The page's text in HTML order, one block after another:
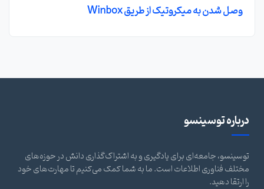
وصل شدن به میکروتیک از طریق Winbox
درباره توسینسو
توسینسو، جامعه‌ای برای یادگیری و به اشتراک‌گذاری دانش در حوزه‌های
مختلف فناوری اطلاعات است. ما به شما کمک می‌کنیم تا مهارت‌های خود
را ارتقا دهید.